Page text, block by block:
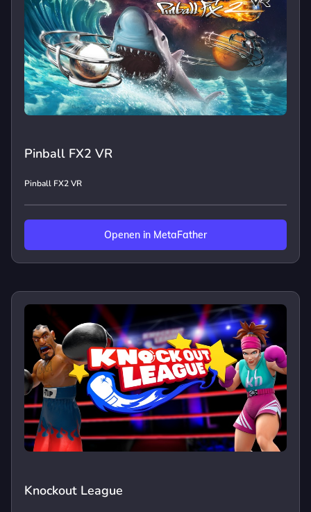
Pinball FX2 VR
Pinball FX2 VR
Openen in MetaFather
Knockout League